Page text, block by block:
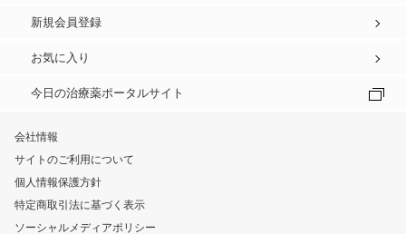
新規会員登録
お気に入り
今日の治療薬ポータルサイト
会社情報
サイトのご利用について
個人情報保護方針
特定商取引法に基づく表示
ソーシャルメディアポリシー